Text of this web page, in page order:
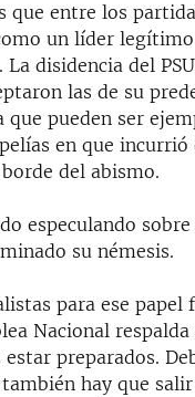
que entre los
un líder
disidencia del
las de su
pueden ser
en que
del abismo.
especulando
su némesis.
para ese papel
Nacional
preparados.
también hay que